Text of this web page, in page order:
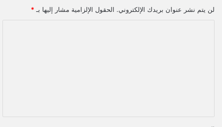
لن يتم نشر عنوان بريدك الإلكتروني. الحقول الإلزامية مشار إليها بـ *
ق